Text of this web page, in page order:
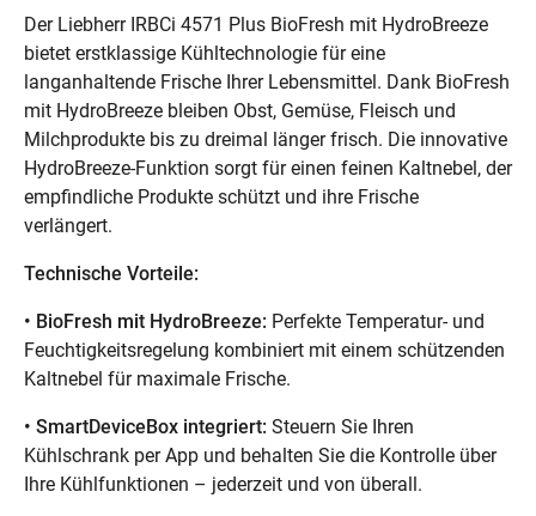
Der Liebherr IRBCi 4571 Plus BioFresh mit HydroBreeze
bietet erstklassige Kühltechnologie für eine
langanhaltende Frische Ihrer Lebensmittel. Dank BioFresh
mit HydroBreeze bleiben Obst, Gemüse, Fleisch und
Milchprodukte bis zu dreimal länger frisch. Die innovative
HydroBreeze-Funktion sorgt für einen feinen Kaltnebel, der
empfindliche Produkte schützt und ihre Frische
verlängert.
Technische Vorteile:
• BioFresh mit HydroBreeze: Perfekte Temperatur- und
Feuchtigkeitsregelung kombiniert mit einem schützenden
Kaltnebel für maximale Frische.
• SmartDeviceBox integriert: Steuern Sie Ihren
Kühlschrank per App und behalten Sie die Kontrolle über
Ihre Kühlfunktionen – jederzeit und von überall.